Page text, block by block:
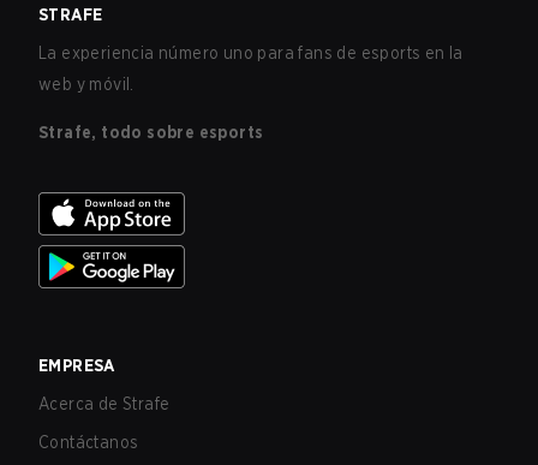
STRAFE
La experiencia número uno para fans de esports en la
web y móvil.
Strafe, todo sobre esports
EMPRESA
Acerca de Strafe
Contáctanos